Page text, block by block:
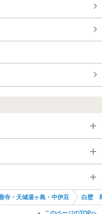
寺・天城湯ヶ島・中伊豆 白壁